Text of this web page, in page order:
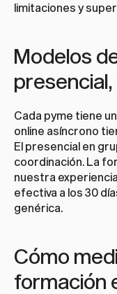
limitaciones y
Modelos
Cada pyme tiene
online asíncrono
El presencial en
coordinación. La
nuestra
efectiva a los 30
genérica.
Cómo
formación